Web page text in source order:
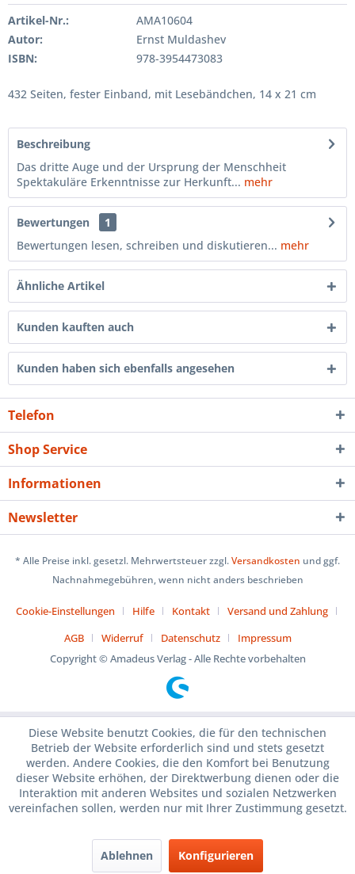
Artikel-Nr.:
AMA10604
Autor:
Ernst Muldashev
ISBN:
978-3954473083
432 Seiten, fester Einband, mit Lesebändchen, 14 x 21 cm
Beschreibung
Das dritte Auge und der Ursprung der Menschheit
Spektakuläre Erkenntnisse zur Herkunft... mehr
Bewertungen
1
Bewertungen lesen, schreiben und diskutieren... mehr
Ähnliche Artikel
Kunden kauften auch
Kunden haben sich ebenfalls angesehen
Telefon
Shop Service
Informationen
Newsletter
* Alle Preise inkl. gesetzl. Mehrwertsteuer zzgl.Versandkosten und ggf.
Nachnahmegebühren, wenn nicht anders beschrieben
Cookie-Einstellungen Hilfe Kontakt
Versand und Zahlung
AGB
Widerruf Datenschutz
Impressum
Copyright © Amadeus Verlag - Alle Rechte vorbehalten
Diese Website benutzt Cookies, die für den technischen
Betrieb der Website erforderlich sind und stets gesetzt
werden. Andere Cookies, die den Komfort bei Benutzung
dieser Website erhöhen, der Direktwerbung dienen oder die
Interaktion mit anderen Websites und sozialen Netzwerken
vereinfachen sollen, werden nur mit Ihrer Zustimmung gesetzt.
Ablehnen Konfigurieren